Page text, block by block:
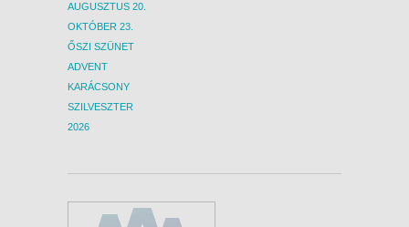
AUGUSZTUS 20.
OKTÓBER 23.
ŐSZI SZÜNET
ADVENT
KARÁCSONY
SZILVESZTER
2026